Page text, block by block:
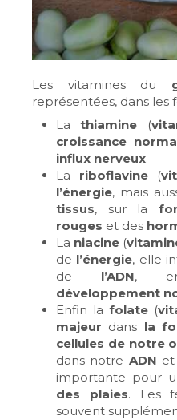
Les vitamines du
représentées, dans les
Lathiamine (
croissance
influx nerveux.
La riboflavine(
l’énergie, mais
tissus, sur la
rouges et des
La niacine (
de l’énergie, elle
de l’ADN,
développement
Enfin la folate(
majeur dans la
cellules de notre
dans notre ADN
importante pour
des plaies. Les
souvent